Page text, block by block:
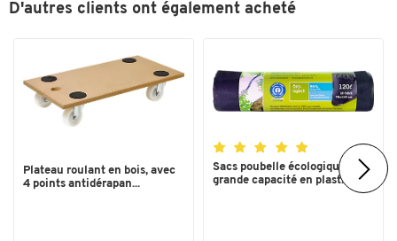
D'autres clients ont également acheté
Plateau roulant en bois, avec
4 points antidérapan...
Sacs poubelle écologiques
grande capacité en plast...